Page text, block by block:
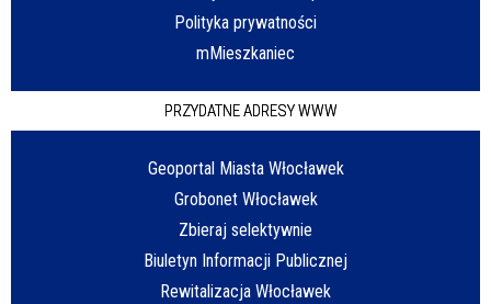
Polityka prywatności
mMieszkaniec
PRZYDATNE ADRESY WWW
Geoportal Miasta Włocławek
Grobonet Włocławek
Zbieraj selektywnie
Biuletyn Informacji Publicznej
Rewitalizacja Włocławek